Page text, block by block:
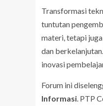
Transformasi
tuntutan
materi, tetapi
dan
inovasi
Forum ini
Informasi . PTP